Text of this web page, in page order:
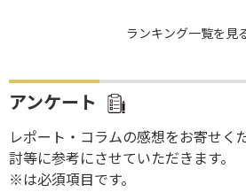
ランキング一覧を見
アンケート
レポート・コラムの感想をお寄せく
討等に参考にさせていただきます。
※は必須項目です。